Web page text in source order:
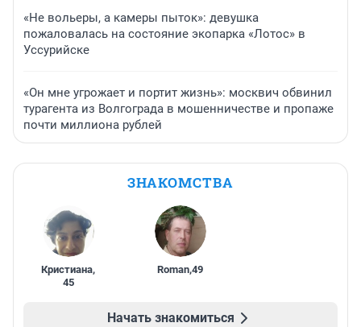
«Не вольеры, а камеры пыток»: девушка
пожаловалась на состояние экопарка «Лотос» в
Уссурийске
«Он мне угрожает и портит жизнь»: москвич обвинил
турагента из Волгограда в мошенничестве и пропаже
почти миллиона рублей
ЗНАКОМСТВА
Кристиана,
45
Roman,49
Начать знакомиться